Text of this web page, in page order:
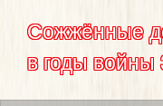
Сожжённые
в годы войны